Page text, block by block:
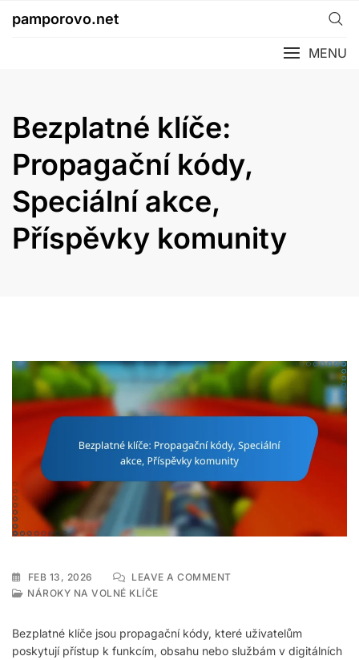
pamporovo.net
MENU
Bezplatné klíče:
Propagační kódy,
Speciální akce,
Příspěvky komunity
FEB 13, 2026 LEAVE A COMMENTON
KÓDY,
SPECIÁLNÍ
NÁROKY NA VOLNÉ KLÍČE
Bezplatné klíče jsou propagační kódy, které uživatelům
poskytují přístup k funkcím, obsahu nebo službám v digitálních